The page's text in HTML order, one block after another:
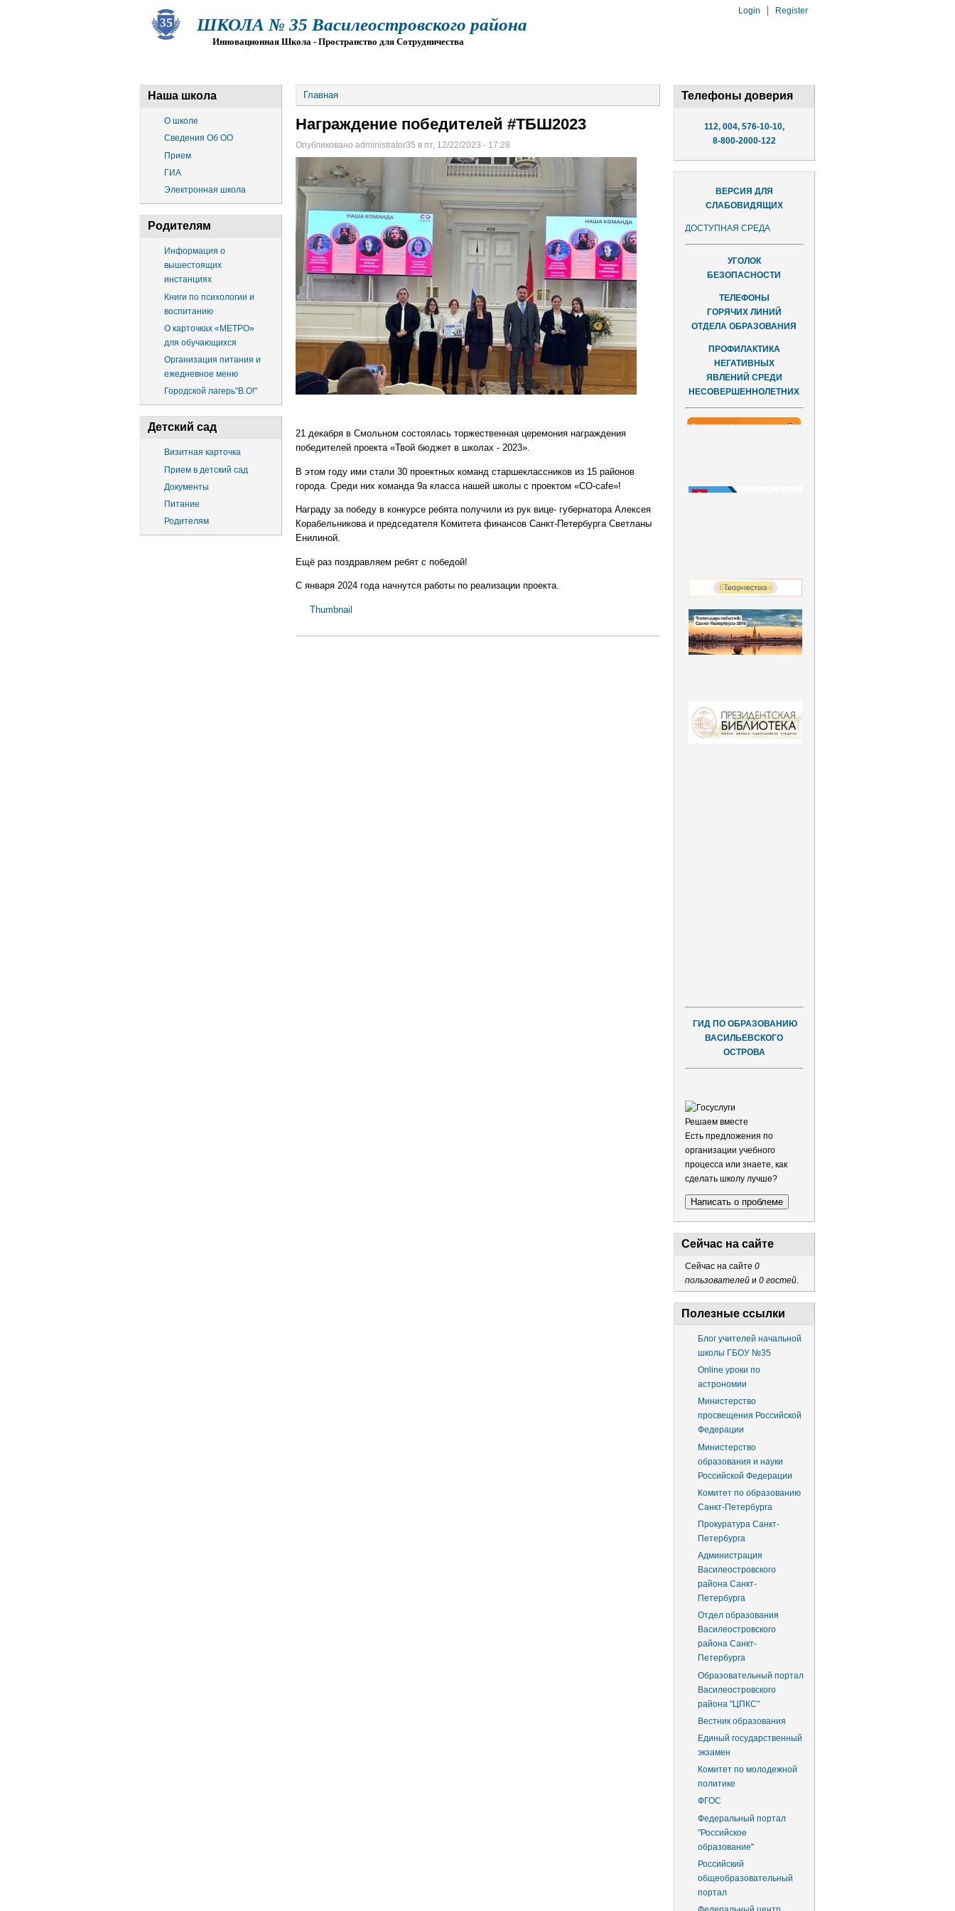
ШКОЛА № 35 Василеостровского района
Инновационная Школа - Пространство для Сотрудничества
Login Register
Наша школа
О школе
Сведения Об ОО
Прием
ГИА
Электронная школа
Родителям
Информация о
вышестоящих
инстанциях
Книги по психологии и
воспитанию
О карточках «МЕТРО»
для обучающихся
Организация питания и
ежедневное меню
Городской лагерь"В.О!"
Детский сад
Визитная карточка
Прием в детский сад
Документы
Питание
Родителям
Главная
Награждение победителей #ТБШ2023
Опубликовано administrator35 в пт, 12/22/2023 - 17:28
21 декабря в Смольном состоялась торжественная церемония награждения
победителей проекта «Твой бюджет в школах - 2023».
В этом году ими стали 30 проектных команд старшеклассников из 15 районов
города. Среди них команда 9а класса нашей школы с проектом «CO-cafe»!
Награду за победу в конкурсе ребята получили из рук вице- губернатора Алексея
Корабельникова и председателя Комитета финансов Санкт-Петербурга Светланы
Енилиной.
Ещё раз поздравляем ребят с победой!
С января 2024 года начнутся работы по реализации проекта.
Thumbnail
Телефоны доверия
112, 004, 576-10-10,
8-800-2000-122
ВЕРСИЯ ДЛЯ
СЛАБОВИДЯЩИХ
ДОСТУПНАЯ СРЕДА
УГОЛОК
БЕЗОПАСНОСТИ
ТЕЛЕФОНЫ
ГОРЯЧИХ ЛИНИЙ
ОТДЕЛА ОБРАЗОВАНИЯ
ПРОФИЛАКТИКА
НЕГАТИВНЫХ
ЯВЛЕНИЙ СРЕДИ
НЕСОВЕРШЕННОЛЕТНИХ
ГИД ПО ОБРАЗОВАНИЮ
ВАСИЛЬЕВСКОГО
ОСТРОВА
Решаем вместе
Есть предложения по
организации учебного
процесса или знаете, как
сделать школу лучше?
Написать о проблеме
Сейчас на сайте
Сейчас на сайте 0
пользователейи 0 гостей.
Полезные ссылки
Блог учителей начальной
школы ГБОУ №35
Online уроки по
астрономии
Министерство
просвещения Российской
Федерации
Министерство
образования и науки
Российской Федерации
Комитет по образованию
Санкт-Петербурга
Прокуратура Санкт-
Петербурга
Администрация
Василеостровского
района Санкт-
Петербурга
Отдел образования
Василеостровского
района Санкт-
Петербурга
Образовательный портал
Василеостровского
района "ЦПКС"
Вестник образования
Единый государственный
экзамен
Комитет по молодежной
политике
ФГОС
Федеральный портал
"Российское
образование"
Российский
общеобразовательный
портал